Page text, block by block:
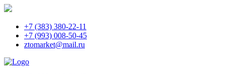
+7 (383) 380-22-11
+7 (993) 008-50-45
ztomarket@mail.ru